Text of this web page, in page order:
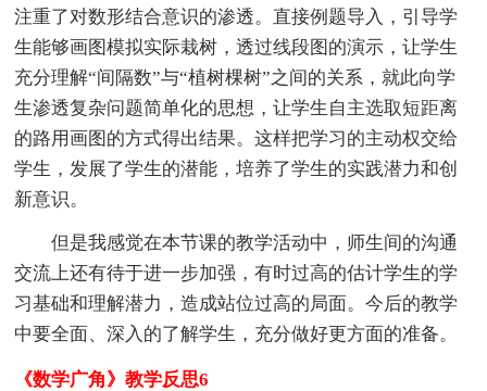
注重了对数形结合意识的渗透。直接例题导入，引导学
生能够画图模拟实际栽树，透过线段图的演示，让学生
充分理解“间隔数”与“植树棵树”之间的关系，就此向学
生渗透复杂问题简单化的思想，让学生自主选取短距离
的路用画图的方式得出结果。这样把学习的主动权交给
学生，发展了学生的潜能，培养了学生的实践潜力和创
新意识。
但是我感觉在本节课的教学活动中，师生间的沟通
交流上还有待于进一步加强，有时过高的估计学生的学
习基础和理解潜力，造成站位过高的局面。今后的教学
中要全面、深入的了解学生，充分做好更方面的准备。
《数学广角》教学反思6